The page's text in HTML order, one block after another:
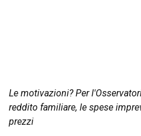
Le motivazioni? Per
reddito familiare, le spese
prezzi